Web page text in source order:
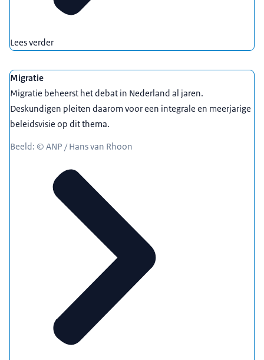
Lees verder
Migratie
Migratie beheerst het debat in Nederland al jaren.
Deskundigen pleiten daarom voor een integrale en meerjarige
beleidsvisie op dit thema.
Beeld: © ANP / Hans van Rhoon